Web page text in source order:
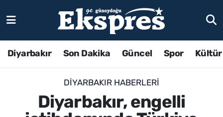
Diyarbakır Son Dakika Güncel Spor
DIYARBAKIR HABERLERI
Diyarbakır, engelli